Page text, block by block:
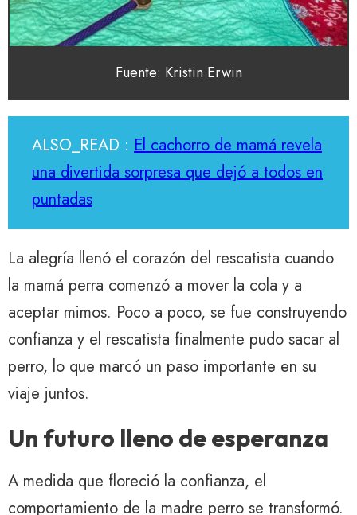
Fuente: Kristin Erwin
ALSO_READ : El cachorro de mamá revela
una divertida sorpresa que dejó a todos en
puntadas
La alegría llenó el corazón del rescatista cuando
la mamá perra comenzó a mover la cola y a
aceptar mimos. Poco a poco, se fue construyendo
confianza y el rescatista finalmente pudo sacar al
perro, lo que marcó un paso importante en su
viaje juntos.
Un futuro lleno de esperanza
A medida que floreció la confianza, el
comportamiento de la madre perro se transformó.